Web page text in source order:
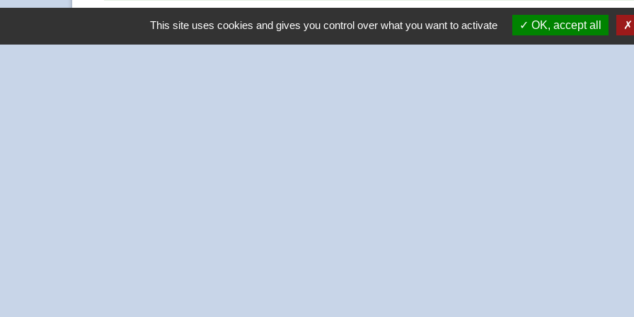
This site uses cookies and gives you control over what you want to activate OK, accept all